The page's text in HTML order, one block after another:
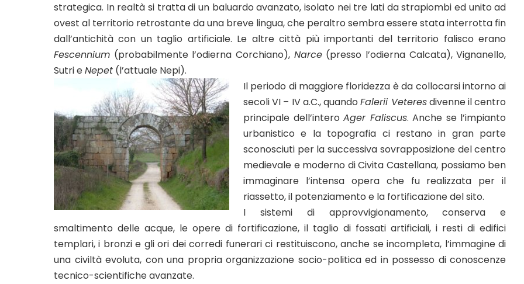
strategica. In realtà si tratta di un baluardo avanzato, isolato nei tre lati da strapiombi ed unito ad
ovest al territorio retrostante da una breve lingua, che peraltro sembra essere stata interrotta fin
dall’antichità con un taglio artificiale. Le altre città più importanti del territorio falisco erano
Fescennium (probabilmente l’odierna Corchiano), Narce(presso l’odierna Calcata), Vignanello,
Sutri eNepet (l’attuale Nepi).
Il periodo di maggiore floridezza è da collocarsi intorno ai
secoli VI – IV a.C., quandoFalerii Veteresdivenne il centro
principale dell’interoAger Faliscus. Anche se l’impianto
urbanistico e la topografia ci restano in gran parte
sconosciuti per la successiva sovrapposizione del centro
medievale e moderno di Civita Castellana, possiamo ben
immaginare l’intensa opera che fu realizzata per il
riassetto, il potenziamento e la fortificazione del sito.
I sistemi di approvvigionamento, conserva e
smaltimento delle acque, le opere di fortificazione, il taglio di fossati artificiali, i resti di edifici
templari, i bronzi e gli ori dei corredi funerari ci restituiscono, anche se incompleta, l’immagine di
una civiltà evoluta, con una propria organizzazione socio-politica ed in possesso di conoscenze
tecnico-scientifiche avanzate.